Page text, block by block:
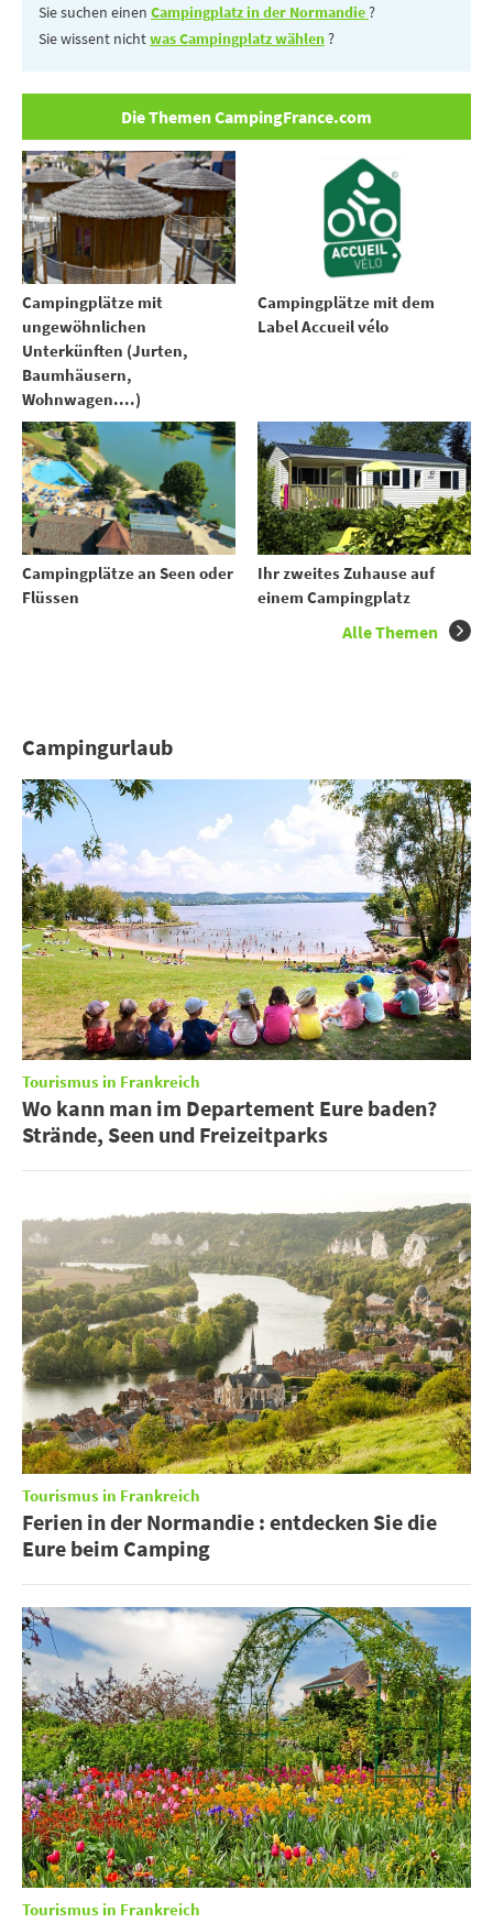
Sie suchen einen Campingplatz in der Normandie?
Sie wissent nichtwas Campingplatz wählen?
Die Themen CampingFrance.com
Campingplätze mit
ungewöhnlichen
Unterkünften (Jurten,
Baumhäusern,
Wohnwagen....)
Campingplätze mit dem
Label Accueil vélo
Campingplätze an Seen oder
Flüssen
Ihr zweites Zuhause auf
einem Campingplatz
Alle Themen
Campingurlaub
Tourismus in Frankreich
Wo kann man im Departement Eure baden?
Strände, Seen und Freizeitparks
Tourismus in Frankreich
Ferien in der Normandie : entdecken Sie die
Eure beim Camping
Tourismus in Frankreich